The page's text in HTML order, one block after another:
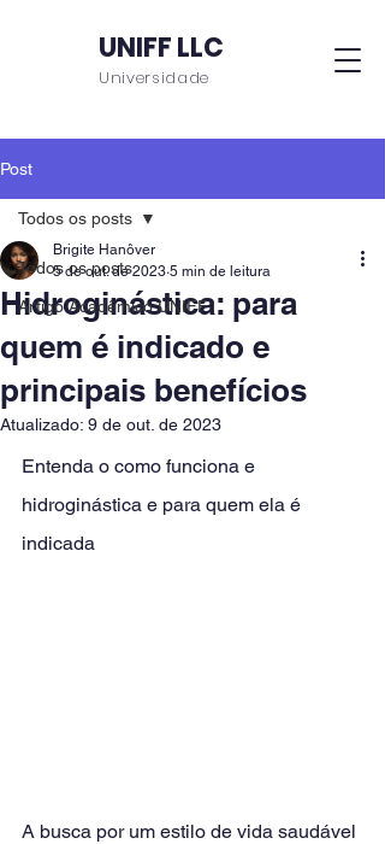
UNIFF LLC
Universidade
Post
Todos os posts
Artigo Acadêmico UNIFF
Todos os posts
Hidroginástica: para
quem é indicado e
principais benefícios
Brigite Hanôver
5 de out. de 2023 5 min de leitura
Atualizado: 9 de out. de 2023
Entenda o como funciona e
hidroginástica e para quem ela é
indicada
A busca por um estilo de vida saudável